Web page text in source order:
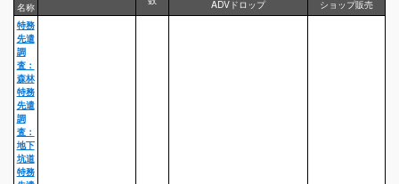
名称
ADVドロップ
ショップ販売
特務
先遣
調
査：
森林
特務
先遣
調
査：
地下
坑道
特務